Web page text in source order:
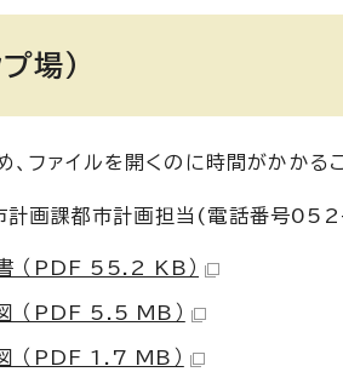
場）
、ファイルを開くのに時間がかかる
市計画課都市計画担当(電話番
書 （PDF 55.2 KB）
（PDF 5.5 MB）
（PDF 1.7 MB）